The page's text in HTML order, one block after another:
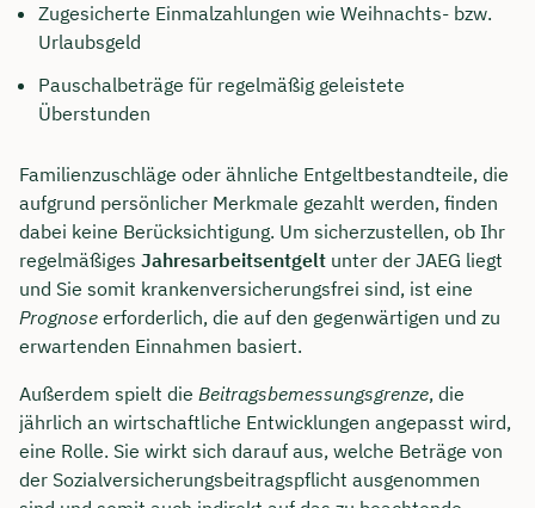
Zugesicherte Einmalzahlungen wie Weihnachts- bzw.
Urlaubsgeld
Pauschalbeträge für regelmäßig geleistete
Überstunden
Familienzuschläge oder ähnliche Entgeltbestandteile, die
aufgrund persönlicher Merkmale gezahlt werden, finden
dabei keine Berücksichtigung. Um sicherzustellen, ob Ihr
regelmäßiges Jahresarbeitsentgelt unter der JAEG liegt
und Sie somit krankenversicherungsfrei sind, ist eine
Prognose erforderlich, die auf den gegenwärtigen und zu
erwartenden Einnahmen basiert.
Außerdem spielt die Beitragsbemessungsgrenze, die
jährlich an wirtschaftliche Entwicklungen angepasst wird,
eine Rolle. Sie wirkt sich darauf aus, welche Beträge von
der Sozialversicherungsbeitragspflicht ausgenommen